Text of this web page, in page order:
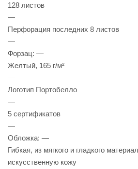
128 листов
—
Перфорация последних 8 листов
—
Форзац: —
Желтый, 165 г/м²
—
Логотип Портобелло
—
5 сертификатов
—
Обложка: —
Гибкая, из мягкого и гладкого
искусственную кожу